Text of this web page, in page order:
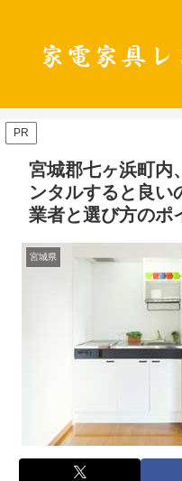
PR
宮城郡七ヶ浜町内
ンタルすると良い
業者と選び方のポ
宮城県